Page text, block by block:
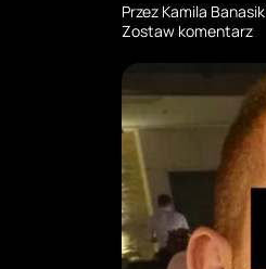
Przez Kamila Banasik
Zostaw komentarz